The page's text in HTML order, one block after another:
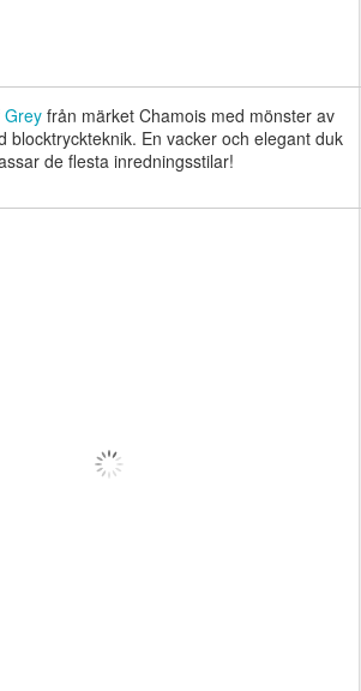
Greyfrån märket Chamois med mönster av
blocktryckteknik. En vacker och elegant duk
de flesta inredningsstilar!